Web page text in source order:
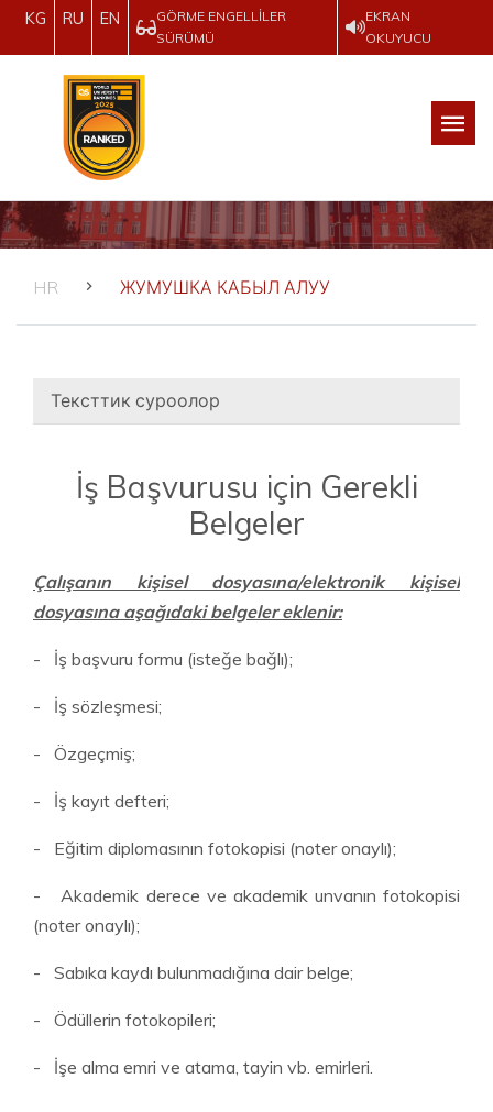
KG RU EN
GÖRME ENGELLILER
SÜRÜMÜ
EKRAN
OKUYUCU
HR ЖУМУШКА КАБЫЛ АЛУУ
Тексттик суроолор
İş Başvurusu için Gerekli
Belgeler
Çalışanın kişisel dosyasına/elektronik kişisel
dosyasına aşağıdaki belgeler eklenir:
- İş başvuru formu (isteğe bağlı);
- İş sözleşmesi;
- Özgeçmiş;
- İş kayıt defteri;
- Eğitim diplomasının fotokopisi (noter onaylı);
- Akademik derece ve akademik unvanın fotokopisi
(noter onaylı);
- Sabıka kaydı bulunmadığına dair belge;
- Ödüllerin fotokopileri;
- İşe alma emri ve atama, tayin vb. emirleri.